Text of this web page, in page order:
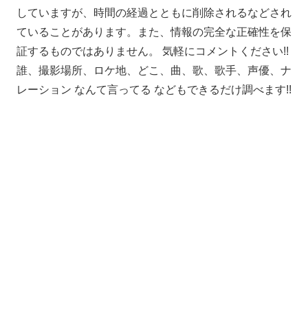
していますが、時間の経過とともに削除されるなどされ
ていることがあります。また、情報の完全な正確性を保
証するものではありません。 気軽にコメントください!!
誰、撮影場所、ロケ地、どこ、曲、歌、歌手、声優、ナ
レーション なんて言ってる などもできるだけ調べます!!